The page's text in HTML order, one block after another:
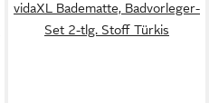
vidaXL Badematte, Badvorleger-
Set 2-tlg. Stoff Türkis